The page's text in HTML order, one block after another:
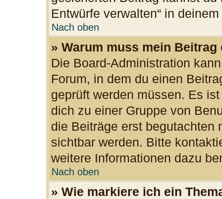
Entwürfe verwalten“ in
Nach oben
» Warum muss mein
Die Board-Administration
Forum, in dem du einen
geprüft werden müssen. Es
dich zu einer Gruppe von
die Beiträge erst begutachten
sichtbar werden. Bitte
weitere Informationen dazu
Nach oben
» Wie markiere ich ein